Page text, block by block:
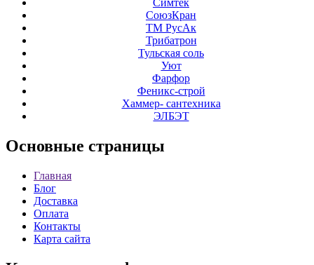
Симтек
СоюзКран
ТМ РусАк
Трибатрон
Тульская соль
Уют
Фарфор
Феникс-строй
Хаммер- сантехника
ЭЛБЭТ
Основные страницы
Главная
Блог
Доставка
Оплата
Контакты
Карта сайта